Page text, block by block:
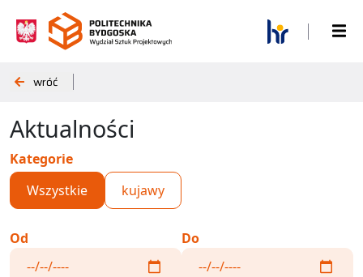
wróć
Aktualności
Kategorie
Wszystkie
kujawy
Od Do